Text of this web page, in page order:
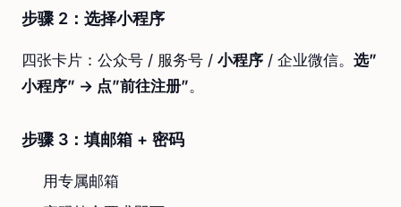
步骤 2：选择小程序
四张卡片：公众号 / 服务号 / 小程序 / 企业微信。 选”
小程序” → 点”前往注册”。
步骤 3：填邮箱 + 密码
用专属邮箱